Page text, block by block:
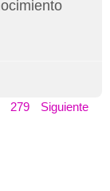
279 Siguiente